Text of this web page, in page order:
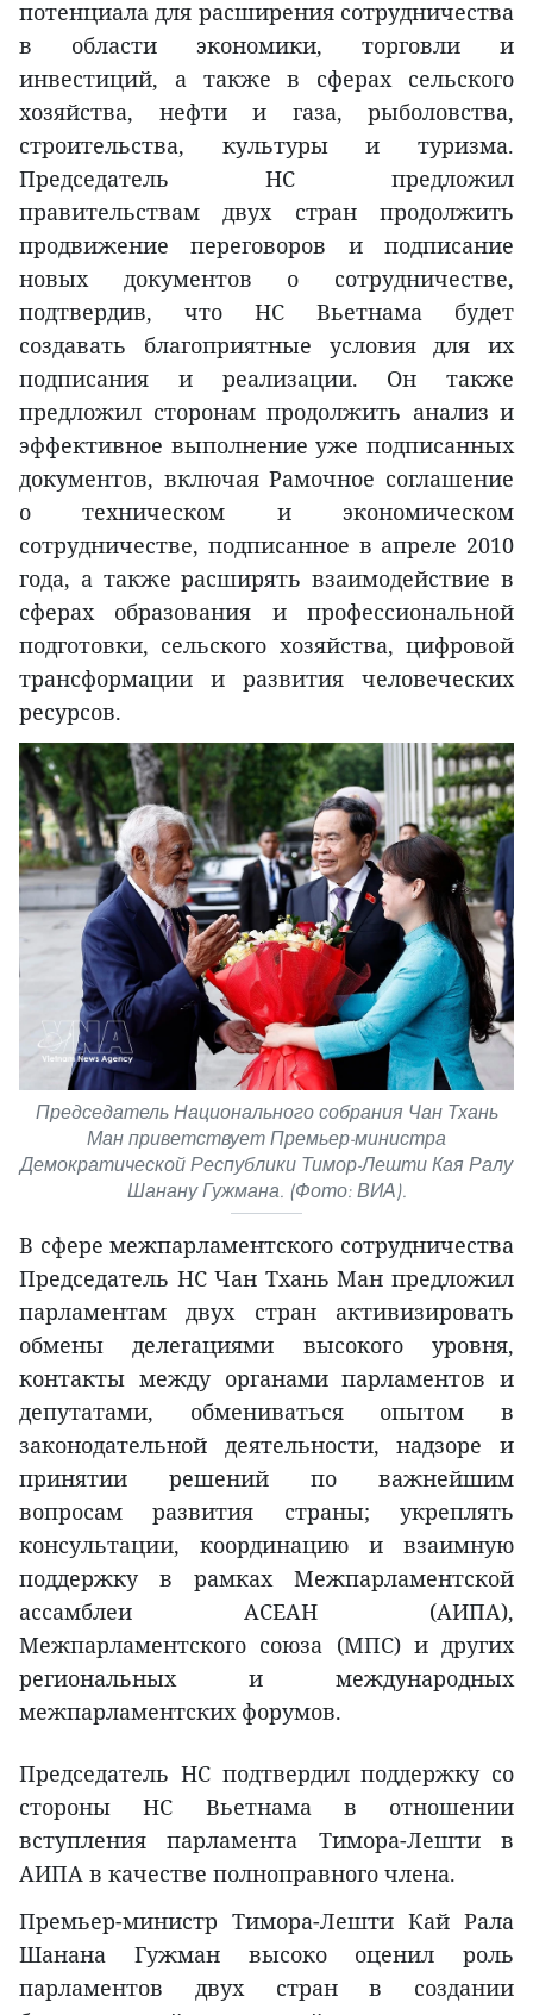
потенциала для расширения сотрудничества
в области экономики, торговли и
инвестиций, а также в сферах сельского
хозяйства, нефти и газа, рыболовства,
строительства, культуры и туризма.
Председатель НС предложил
правительствам двух стран продолжить
продвижение переговоров и подписание
новых документов о сотрудничестве,
подтвердив, что НС Вьетнама будет
создавать благоприятные условия для их
подписания и реализации. Он также
предложил сторонам продолжить анализ и
эффективное выполнение уже подписанных
документов, включая Рамочное соглашение
о техническом и экономическом
сотрудничестве, подписанное в апреле 2010
года, а также расширять взаимодействие в
сферах образования и профессиональной
подготовки, сельского хозяйства, цифровой
трансформации и развития человеческих
ресурсов.
Председатель Национального собрания Чан Тхань
Ман приветствует Премьер-министра
Демократической Республики Тимор-Лешти Кая Ралу
Шанану Гужмана. (Фото: ВИА).
В сфере межпарламентского сотрудничества
Председатель НС Чан Тхань Ман предложил
парламентам двух стран активизировать
обмены делегациями высокого уровня,
контакты между органами парламентов и
депутатами, обмениваться опытом в
законодательной деятельности, надзоре и
принятии решений по важнейшим
вопросам развития страны; укреплять
консультации, координацию и взаимную
поддержку в рамках Межпарламентской
ассамблеи АСЕАН (АИПА),
Межпарламентского союза (МПС) и других
региональных и международных
межпарламентских форумов.
Председатель НС подтвердил поддержку со
стороны НС Вьетнама в отношении
вступления парламента Тимора-Лешти в
АИПА в качестве полноправного члена.
Премьер-министр Тимора-Лешти Кай Рала
Шанана Гужман высоко оценил роль
парламентов двух стран в создании